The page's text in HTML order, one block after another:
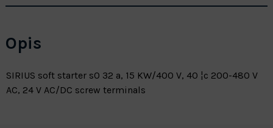
Opis
SIRIUS soft starter s0 32 a, 15 KW/400 V, 40 ¦c 200-480 V
AC, 24 V AC/DC screw terminals